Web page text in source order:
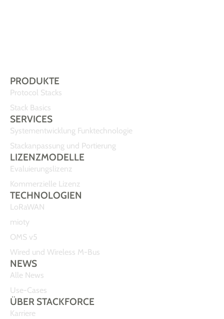
PRODUKTE
Protocol Stacks
Stack Basics
SERVICES
Systementwicklung Funktechnologie
Stackanpassung und Portierung
LIZENZMODELLE
Evaluierungslizenz
Kommerzielle Lizenz
TECHNOLOGIEN
LoRaWAN
mioty
OMS v5
Wired und Wireless M-Bus
NEWS
Alle News
Use-Cases
ÜBER STACKFORCE
Karriere